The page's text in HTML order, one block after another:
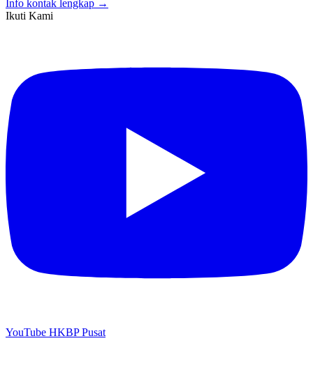
Info kontak lengkap →
Ikuti Kami
YouTube HKBP Pusat